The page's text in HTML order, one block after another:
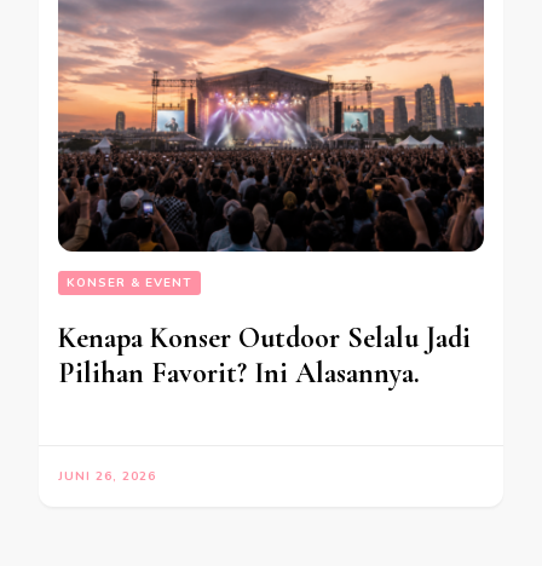
KONSER & EVENT
Kenapa Konser Outdoor Selalu Jadi
Pilihan Favorit? Ini Alasannya.
JUNI 26, 2026